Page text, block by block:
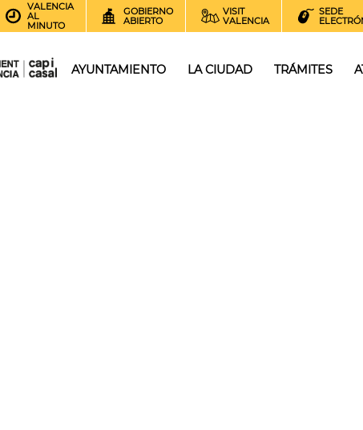
VALENCIA
AL
MINUTO
GOBIERNO
ABIERTO
VISIT
VALENCIA
SEDE
AYUNTAMIENTO LA CIUDAD TRÁMITES